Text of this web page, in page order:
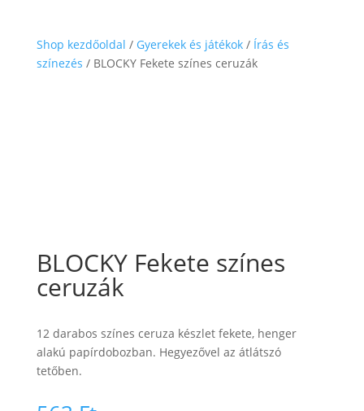
Shop kezdőoldal / Gyerekek és játékok/ Írás és
színezés / BLOCKY Fekete színes ceruzák
BLOCKY Fekete színes
ceruzák
12 darabos színes ceruza készlet fekete, henger
alakú papírdobozban. Hegyezővel az átlátszó
tetőben.